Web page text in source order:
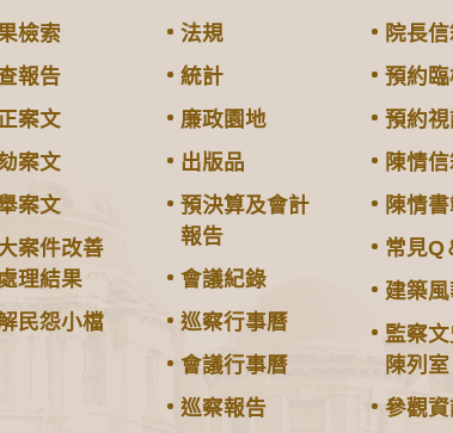
檢索
報告
案文
案文
案文
案件改善
理結果
民怨小檔
法規
統計
廉政園地
出版品
預決算及會計
報告
會議紀錄
巡察行事曆
會議行事曆
巡察報告
院長
預約
預約
陳情
陳情書
常見Q
建築
監察
陳列室
參觀